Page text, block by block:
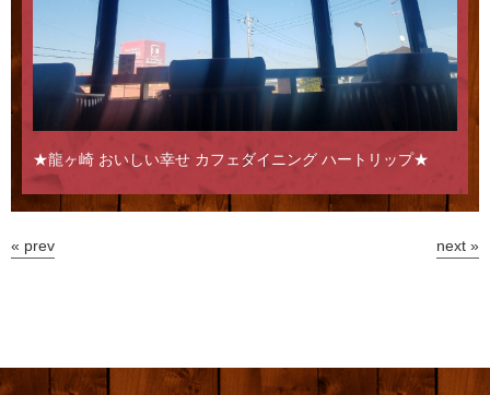
★龍ヶ崎 おいしい幸せ カフェダイニング ハートリップ★
« prev next »